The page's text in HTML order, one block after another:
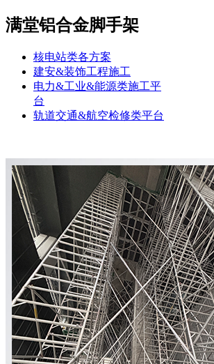
满堂铝合金脚手架
核电站类各方案
建安&装饰工程施工
电力&工业&能源类施工平
台
轨道交通&航空检修类平台